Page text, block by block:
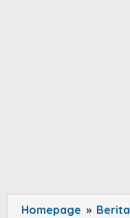
Homepage » Berita